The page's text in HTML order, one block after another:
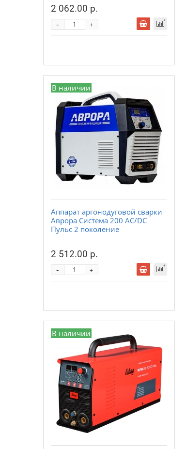
2 062.00 р.
+
-
В наличии
Аппарат аргонодуговой сварки
Аврора Система 200 AC/DC
Пульс 2 поколение
2 512.00 р.
+
-
В наличии